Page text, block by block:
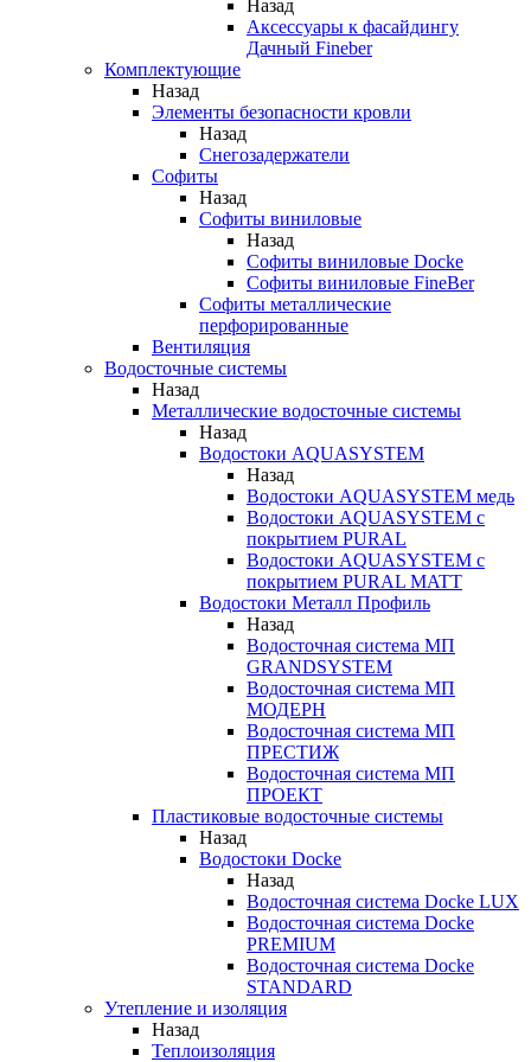
Назад
Аксессуары к фасайдингу
Дачный Fineber
Комплектующие
Назад
Элементы безопасности кровли
Назад
Снегозадержатели
Софиты
Назад
Софиты виниловые
Назад
Софиты виниловые Docke
Софиты виниловые FineBer
Софиты металлические
перфорированные
Вентиляция
Водосточные системы
Назад
Металлические водосточные системы
Назад
Водостоки AQUASYSTEM
Назад
Водостоки AQUASYSTEM медь
Водостоки AQUASYSTEM с
покрытием PURAL
Водостоки AQUASYSTEM с
покрытием PURAL MATT
Водостоки Металл Профиль
Назад
Водосточная система МП
GRANDSYSTEM
Водосточная система МП
МОДЕРН
Водосточная система МП
ПРЕСТИЖ
Водосточная система МП
ПРОЕКТ
Пластиковые водосточные системы
Назад
Водостоки Docke
Назад
Водосточная система Docke LUX
Водосточная система Docke
PREMIUM
Водосточная система Docke
STANDARD
Утепление и изоляция
Назад
Теплоизоляция